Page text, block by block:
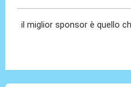
il miglior sponsor è quello